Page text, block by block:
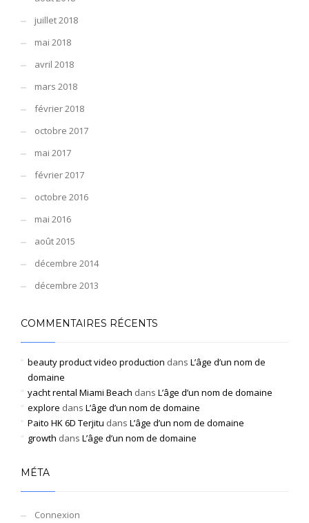
juillet 2018
mai 2018
avril 2018
mars 2018
février 2018
octobre 2017
mai 2017
février 2017
octobre 2016
mai 2016
août 2015
décembre 2014
décembre 2013
COMMENTAIRES RÉCENTS
beauty product video production dans L’âge d’un nom de
domaine
yacht rental Miami Beach dans L’âge d’un nom de domaine
explore dans L’âge d’un nom de domaine
Paito HK 6D Terjitu dans L’âge d’un nom de domaine
growth dans L’âge d’un nom de domaine
MÉTA
Connexion